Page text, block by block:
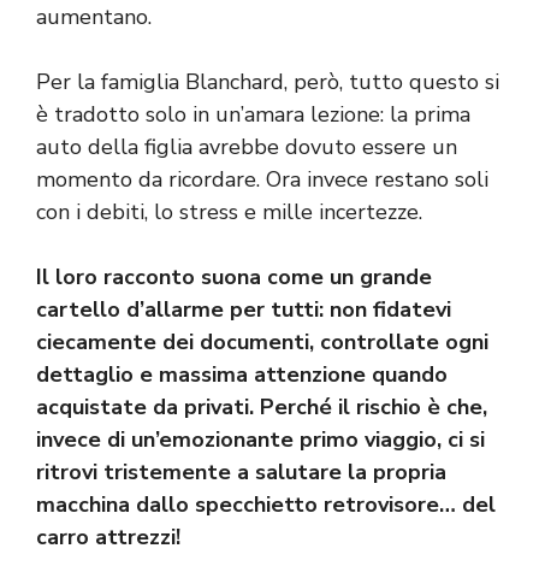
aumentano.
Per la famiglia Blanchard, però, tutto questo si
è tradotto solo in un’amara lezione: la prima
auto della figlia avrebbe dovuto essere un
momento da ricordare. Ora invece restano soli
con i debiti, lo stress e mille incertezze.
Il loro racconto suona come un grande
cartello d’allarme per tutti: non fidatevi
ciecamente dei documenti, controllate ogni
dettaglio e massima attenzione quando
acquistate da privati. Perché il rischio è che,
invece di un’emozionante primo viaggio, ci si
ritrovi tristemente a salutare la propria
macchina dallo specchietto retrovisore… del
carro attrezzi!